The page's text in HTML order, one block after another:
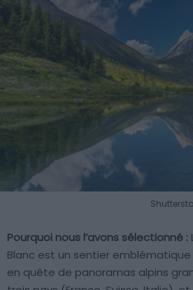
Pourquoi nous l’avons sélectionné :
Blanc est un sentier
en quête de panoramas alpins